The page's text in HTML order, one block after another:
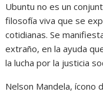
Ubuntu no es un
filosofía viva que se
cotidianas. Se
extraño, en la ayuda
la lucha por la justicia
Nelson Mandela, ícono